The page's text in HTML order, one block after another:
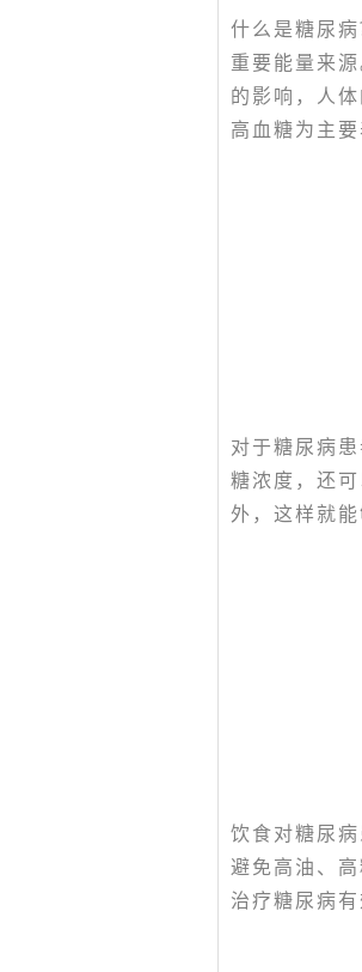
什么是糖尿
重要能量来
的影响，人
高血糖为主
对于糖尿病
糖浓度，还
外，这样就
饮食对糖尿
避免高油、
治疗糖尿病